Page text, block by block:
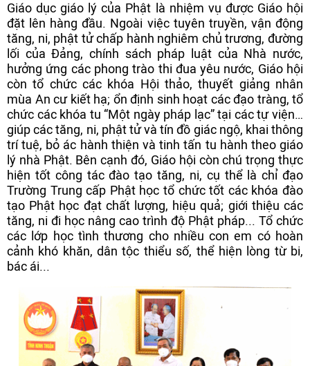
Giáo dục giáo lý của Phật là nhiệm vụ được Giáo hội
đặt lên hàng đầu. Ngoài việc tuyên truyền, vận động
tăng, ni, phật tử chấp hành nghiêm chủ trương, đường
lối của Đảng, chính sách pháp luật của Nhà nước,
hưởng ứng các phong trào thi đua yêu nước, Giáo hội
còn tổ chức các khóa Hội thảo, thuyết giảng nhân
mùa An cư kiết hạ; ổn định sinh hoạt các đạo tràng, tổ
chức các khóa tu “Một ngày pháp lạc” tại các tự viện…
giúp các tăng, ni, phật tử và tín đồ giác ngộ, khai thông
trí tuệ, bỏ ác hành thiện và tinh tấn tu hành theo giáo
lý nhà Phật. Bên cạnh đó, Giáo hội còn chú trọng thực
hiện tốt công tác đào tạo tăng, ni, cụ thể là chỉ đạo
Trường Trung cấp Phật học tổ chức tốt các khóa đào
tạo Phật học đạt chất lượng, hiệu quả; giới thiệu các
tăng, ni đi học nâng cao trình độ Phật pháp... Tổ chức
các lớp học tình thương cho nhiều con em có hoàn
cảnh khó khăn, dân tộc thiểu số, thể hiện lòng từ bi,
bác ái...